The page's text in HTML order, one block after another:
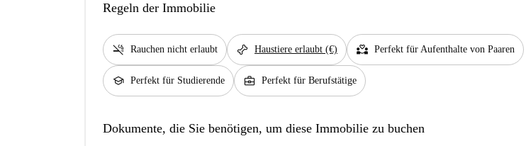
Regeln der Immobilie
smoke_free Rauchen nicht erlaubt pet_supplies Haustiere erlaubt (€) partner_heart Perfekt für Aufenthalte von Paaren
school Perfekt für Studierende business_center Perfekt für Berufstätige
Dokumente, die Sie benötigen, um diese Immobilie zu buchen